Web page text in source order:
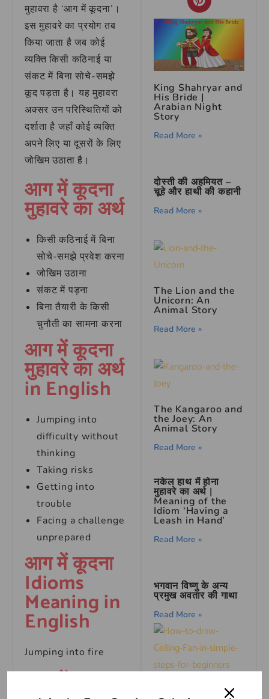
मुहावरा है ‘आग में कूदना’।
इस मुहावरे का प्रयोग तब
किया जाता है जब कोई
व्यक्ति किसी कठिनाई या
संकट में बिना सोचे-समझे
कूद पड़ता है। यह मुहावरा
अक्सर उन परिस्थितियों को
दर्शाता है जहाँ कोई व्यक्ति
अपने लिए या दूसरों के लिए
जोखिम उठाता है।
आग में कूदना
मुहावरे का अर्थ
किसी कठिनाई में बिना
सोचे-समझे प्रवेश करना
जोखिम उठाना
संकट में पड़ना
बिना तैयारी के किसी
चुनौती का सामना करना
आग में कूदना
मुहावरे का अर्थ
in English
Jumping into
difficulty without
thinking
Taking risks
Getting into
trouble
Facing a challenge
unprepared
आग में कूदना
Idioms
Meaning in
English
Jumping into fire
आग में कूदना
King Shahryar and
His Bride |
Arabian Night
Story
Read More »
दोस्ती की अहमियत –
चूहे और हाथी की कहानी
Read More »
The Lion and the
Unicorn: An
Animal Story
Read More »
The Kangaroo and
the Joey: An
Animal Story
Read More »
नकेल हाथ में होना
मुहावरे का अर्थ |
Meaning of the
Idiom ‘Having a
Leash in Hand’
Read More »
भगवान विष्णु के अन्य
प्रमुख अवतार की गाथा
Read More »